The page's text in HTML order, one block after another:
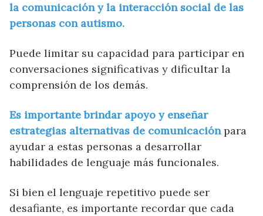
la comunicación y la interacción social de las
personas con autismo.
Puede limitar su capacidad para participar en
conversaciones significativas y dificultar la
comprensión de los demás.
Es importante brindar apoyo y enseñar
estrategias alternativas de comunicaciónpara
ayudar a estas personas a desarrollar
habilidades de lenguaje más funcionales.
Si bien el lenguaje repetitivo puede ser
desafiante, es importante recordar que cada